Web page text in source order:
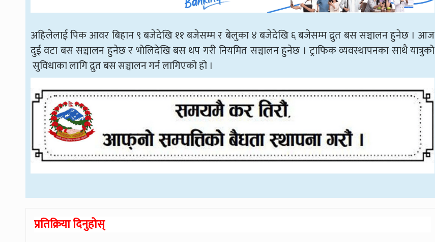
अहिलेलाई पिक आवर बिहान ९ बजेदेखि ११ बजेसम्म र बेलुका ४ बजेदेखि ६ बजेसम्म द्रुत बस सञ्चालन हुनेछ । आज
दुई वटा बस सञ्चालन हुनेछ र भोलिदेखि बस थप गरी नियमित सञ्चालन हुनेछ । ट्राफिक व्यवस्थापनका साथै यात्रुको
सुविधाका लागि द्रुत बस सञ्चालन गर्न लागिएको हो ।
प्रतिक्रिया दिनुहोस्